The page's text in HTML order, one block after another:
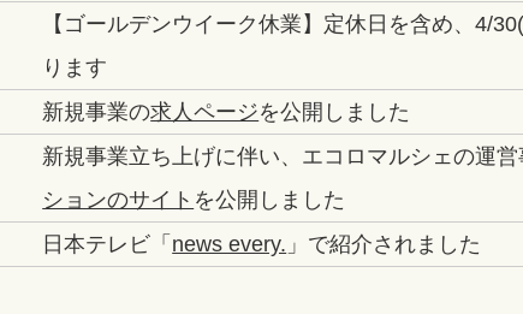
【ゴールデンウイーク休業】定休日を含め、4/
ります
新規事業の求人ページを公開しました
新規事業立ち上げに伴い、エコロマルシェの運
ションのサイト を公開しました
日本テレビ「 news every. 」で紹介されました